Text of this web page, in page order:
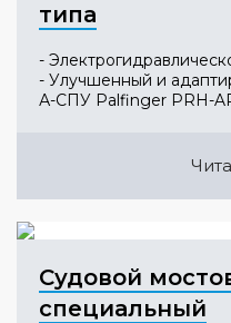
типа
-
- Улучшенный и
А-СПУ Palfinger PRH-
Судовой
специальный